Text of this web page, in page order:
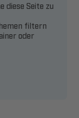
diese Seite zu
filtern
oder